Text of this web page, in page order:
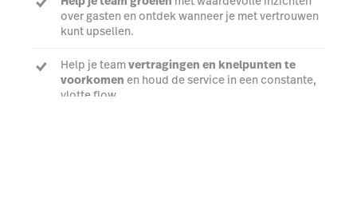
over gasten en ontdek wanneer je met vertrouwen
kunt upsellen.
Help je teamvertragingen en knelpunten te
voorkomen en houd de service in een constante,
vlotte flow.